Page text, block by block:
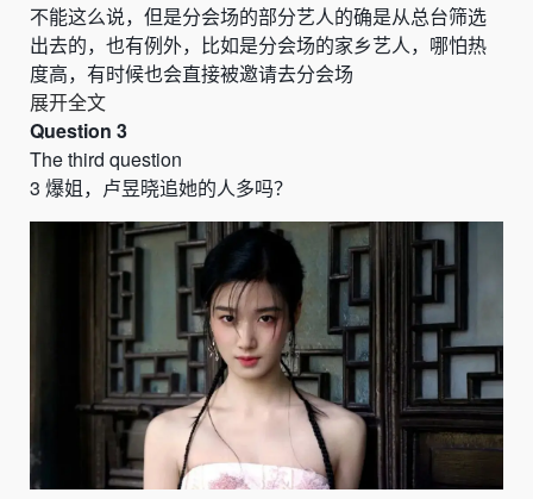
不能这么说，但是分会场的部分艺人的确是从总台筛选
出去的，也有例外，比如是分会场的家乡艺人，哪怕热
度高，有时候也会直接被邀请去分会场
展开全文
Question 3
The third question
3 爆姐，卢昱晓追她的人多吗？